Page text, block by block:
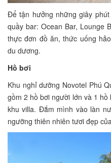
Để tận hưởng những giây
quầy bar: Ocean Bar, Lounge
thực đơn đồ ăn, thức uống
du dương.
Hồ bơi
Khu nghỉ dưỡng Novotel Phú
gồm 2 hồ bơi người lớn và 1
khu villa. Đắm mình vào làn
ngưỡng thiên nhiên tươi đẹp